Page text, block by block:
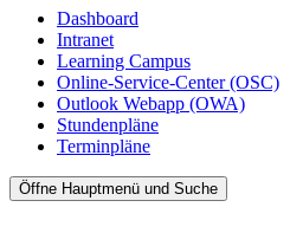
Dashboard
Intranet
Learning Campus
Online-Service-Center (OSC)
Outlook Webapp (OWA)
Stundenpläne
Terminpläne
Öffne Hauptmenü und Suche